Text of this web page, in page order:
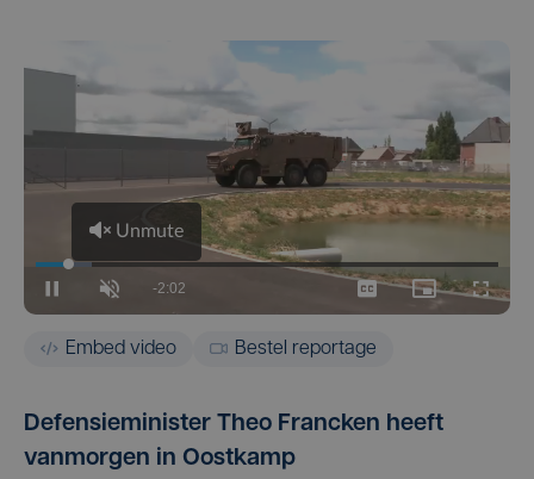
Embed video Bestel reportage
Defensieminister Theo Francken heeft
vanmorgen in Oostkamp